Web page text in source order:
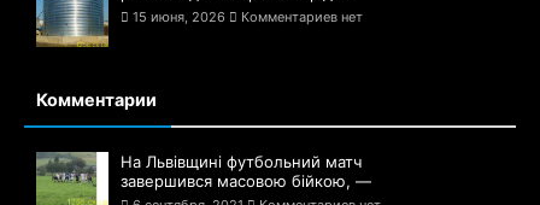
15 июня, 2026 Комментариев нет
Комментарии
На Львівщині футбольний матч
завершився масовою бійкою, —